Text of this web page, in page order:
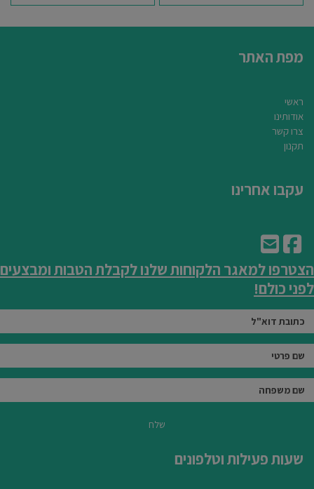
מפת האתר
ראשי
אודותינו
צרו קשר
תקנון
עקבו אחרינו
הצטרפו למאגר הלקוחות שלנו לקבלת הטבות ומבצעים
לפני כולם!
שלח
שעות פעילות וטלפונים